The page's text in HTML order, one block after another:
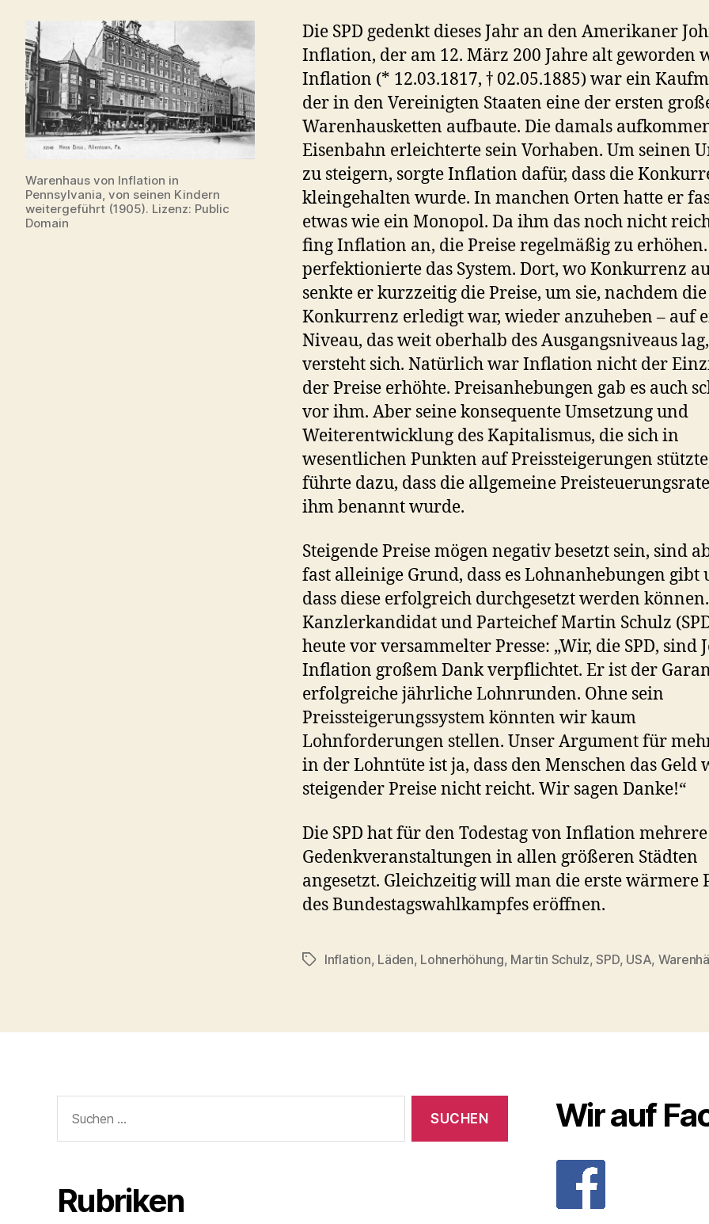
Warenhaus von Inflation in
Pennsylvania, von seinen Kindern
weitergeführt (1905). Lizenz: Public
Domain
Die SPD gedenkt dieses Jahr an den Amerikaner
Inflation, der am 12. März 200 Jahre alt geworden
Inflation (* 12.03.1817, † 02.05.1885) war ein
der in den Vereinigten Staaten eine der ersten
Warenhausketten aufbaute. Die damals
Eisenbahn erleichterte sein Vorhaben. Um seinen
zu steigern, sorgte Inflation dafür, dass die
kleingehalten wurde. In manchen Orten hatte er
etwas wie ein Monopol. Da ihm das noch nicht
fing Inflation an, die Preise regelmäßig zu
perfektionierte das System. Dort, wo Konkurrenz
senkte er kurzzeitig die Preise, um sie, nachdem die
Konkurrenz erledigt war, wieder anzuheben – auf
Niveau, das weit oberhalb des Ausgangsniveaus lag,
versteht sich. Natürlich war Inflation nicht der
der Preise erhöhte. Preisanhebungen gab es auch
vor ihm. Aber seine konsequente Umsetzung und
Weiterentwicklung des Kapitalismus, die sich in
wesentlichen Punkten auf Preissteigerungen
führte dazu, dass die allgemeine
ihm benannt wurde.
Steigende Preise mögen negativ besetzt sein, sind
fast alleinige Grund, dass es Lohnanhebungen gibt
dass diese erfolgreich durchgesetzt werden können.
Kanzlerkandidat und Parteichef Martin Schulz
heute vor versammelter Presse: „Wir, die SPD, sind
Inflation großem Dank verpflichtet. Er ist der
erfolgreiche jährliche Lohnrunden. Ohne sein
Preissteigerungssystem könnten wir kaum
Lohnforderungen stellen. Unser Argument für
in der Lohntüte ist ja, dass den Menschen das Geld
steigender Preise nicht reicht. Wir sagen Danke!“
Die SPD hat für den Todestag von Inflation mehrere
Gedenkveranstaltungen in allen größeren Städten
angesetzt. Gleichzeitig will man die erste wärmere
des Bundestagswahlkampfes eröffnen.
Schlagwörter
Inflation, Läden, Lohnerhöhung, Martin Schulz,SPD, USA,
nach:
Rubriken
Wir auf